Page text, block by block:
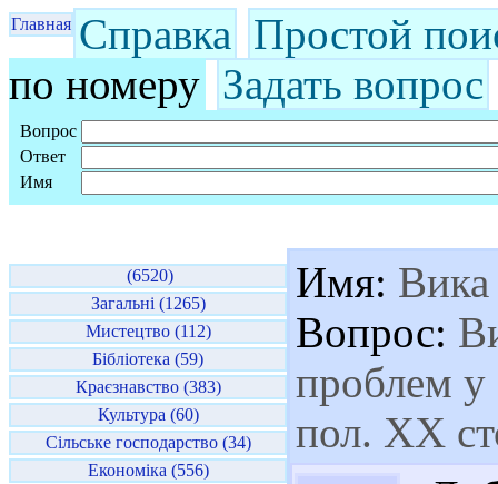
Главная Справка Простой
по номеру Задать вопрос
Вопрос
Ответ
Имя
(6520)
Загальні (1265)
Мистецтво (112)
Бібліотека (59)
Краєзнавство (383)
Культура (60)
Сільське господарство (34)
Економіка (556)
Имя: Вика
Вопрос:
проблем
пол. XX